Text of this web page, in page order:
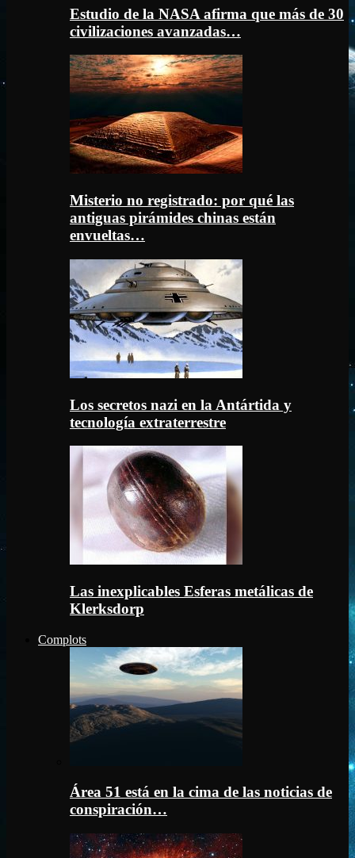
Estudio de la NASA afirma que más de 30
civilizaciones avanzadas…
Misterio no registrado: por qué las
antiguas pirámides chinas están
envueltas…
Los secretos nazi en la Antártida y
tecnología extraterrestre
Las inexplicables Esferas metálicas de
Klerksdorp
Complots
Área 51 está en la cima de las noticias de
conspiración…